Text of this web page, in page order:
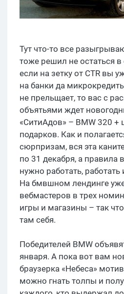
Тут что-то все
тоже решил не остаться в
если на зетку от CTR вы
на банки да
не прельщает, то вас с
объятьями ждет
«СитиАдов» – BMW 320 +
подарков. Как и
сюрпризам, вся эта
по 31 декабря, а правила
нужно работать, работать
На бмвшном лендинге
вебмастеров в трех
игры и магазины – так
там себя.
Победителей BMW
января. А пока вот вам
браузерка «Небеса»
можно гнать толпы и